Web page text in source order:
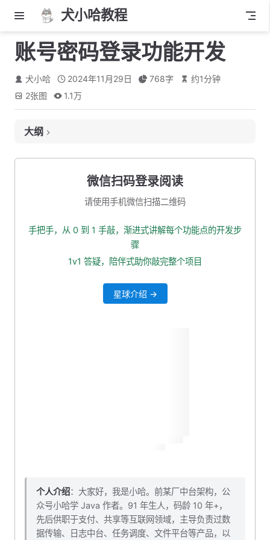
犬小哈教程
账号密码登录功能开发
犬小哈 2024年11月29日 768字 约1分钟
2张图 1.1万
大纲
完善账号/密码登录逻辑微信扫码登录阅读
请使用手机微信扫描二维码
手把手，从 0 到 1 手敲，渐进式讲解每个功能点的开发步
骤
1v1 答疑，陪伴式助你敲完整个项目
星球介绍 →
个人介绍：大家好，我是小哈。前某厂中台架构，公
众号小哈学 Java 作者。91 年生人，码龄 10 年+，
先后供职于支付、共享等互联网领域，主导负责过数
据传输、日志中台、任务调度、文件平台等产品，以